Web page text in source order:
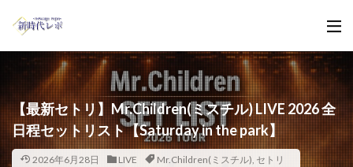
【最新セトリ】Mr.Children(ミスチル) LIVE 2026 全
日程セットリスト【Saturday in the park】
2026年6月28日 LIVE Mr.Children(ミスチル), セトリ